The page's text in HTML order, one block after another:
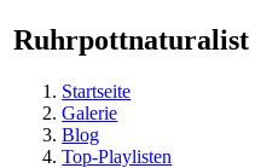
Ruhrpottnaturalist
Startseite
Galerie
Blog
Top-Playlisten